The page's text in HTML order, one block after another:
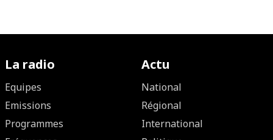
La radio
Equipes
Emissions
Programmes
Actu
National
Régional
International